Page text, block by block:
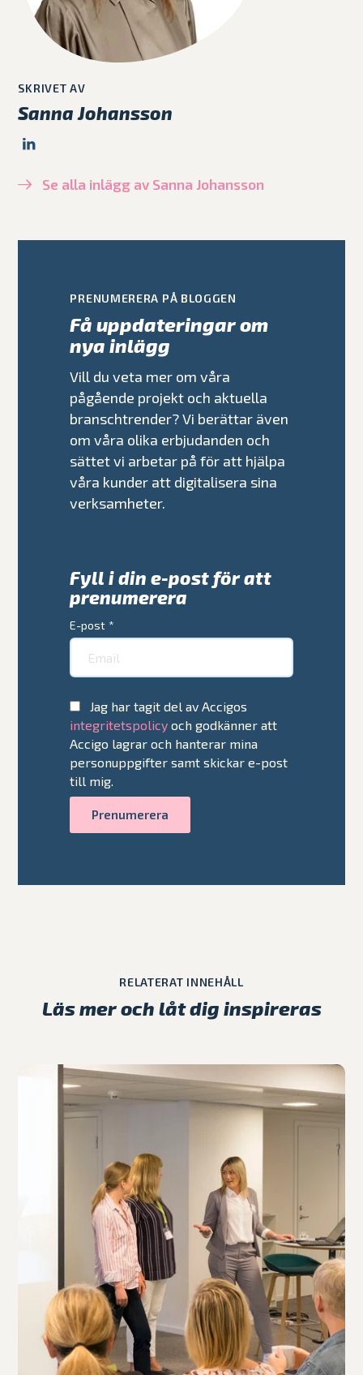
SKRIVET AV
Sanna Johansson
Se alla inlägg av Sanna Johansson
PRENUMERERA PÅ BLOGGEN
Få uppdateringar om
nya inlägg
Vill du veta mer om våra
pågående projekt och aktuella
branschtrender? Vi berättar även
om våra olika erbjudanden och
sättet vi arbetar på för att hjälpa
våra kunder att digitalisera sina
verksamheter.
Fyll i din e-post för att
prenumerera
E-post *
Jag har tagit del av Accigos
integritetspolicy och godkänner att
Accigo lagrar och hanterar mina
personuppgifter samt skickar e-post
till mig.
RELATERAT INNEHÅLL
Läs mer och låt dig inspireras